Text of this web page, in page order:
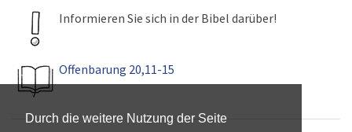
Durch die weitere Nutzung der Seite
Informieren Sie sich in der Bibel darüber!
Offenbarung 20,11-15